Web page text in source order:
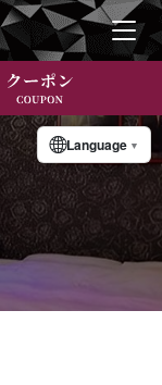
Language ▼